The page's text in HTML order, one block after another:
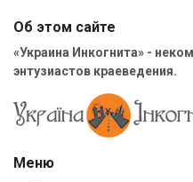
Об этом сайте
«Украина Инкогнита» -
энтузиастов краеведения.
Меню